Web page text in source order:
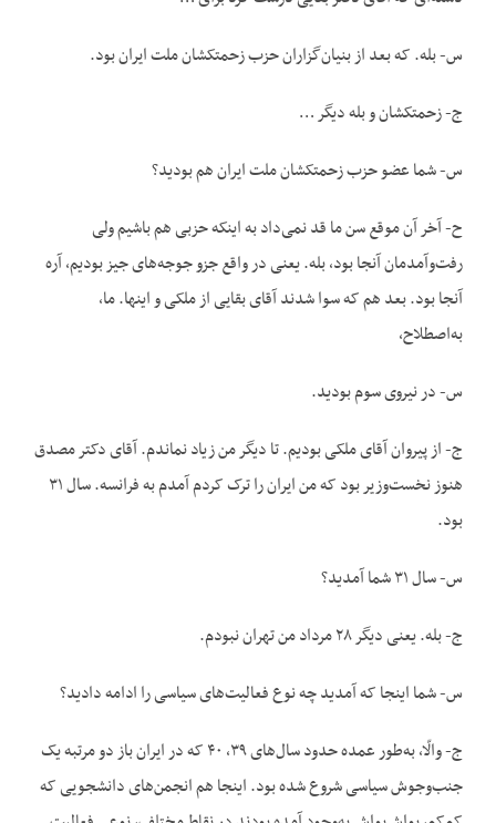
س- بله. که بعد از بنیان‌گزاران حزب زحمتکشان‌ ملت ایران بود.
ج- زحمتکشان و بله دیگر …
س- شما عضو حزب زحمتکشان ملت ایران هم بودید؟
ح- آخر آن موقع سن ما قد نمی‌داد به اینکه حزبی هم باشیم ولی
رفت‌وآمدمان آنجا بود، بله. یعنی در واقع جزو جوجه‌های جیز بودیم، آره
آنجا بود. بعد هم که سوا شدند آقای بقایی از ملکی و اینها. ما،
به‌اصطلاح،
س- در نیروی سوم بودید.
ج- از پیروان آقای ملکی بودیم. تا دیگر من زیاد نماندم. آقای دکتر مصدق
هنوز نخست‌وزیر بود که من ایران را ترک کردم آمدم به فرانسه. سال ۳۱
بود.
س- سال ۳۱ شما آمدید؟
ج- بله. یعنی دیگر ۲۸ مرداد من تهران نبودم.
س- شما اینجا که آمدید چه نوع فعالیت‌های سیاسی را ادامه دادید؟
ج- والّا، به‌طور عمده حدود سال‌های ۳۹، ۴۰ که در ایران باز دو مرتبه یک
جنب‌وجوش سیاسی شروع شده بود. اینجا هم انجمن‌های دانشجویی که